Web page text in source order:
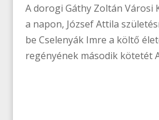
A dorogi Gáthy Zoltán Városi
a napon, József Attila
be Cselenyák Imre a költő
regényének második kötetét